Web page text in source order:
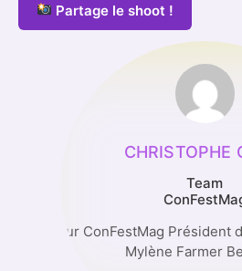
Partage le shoot !
CHRISTOPHE
Team
Auteur ConFestMag Président
Mylène Farmer